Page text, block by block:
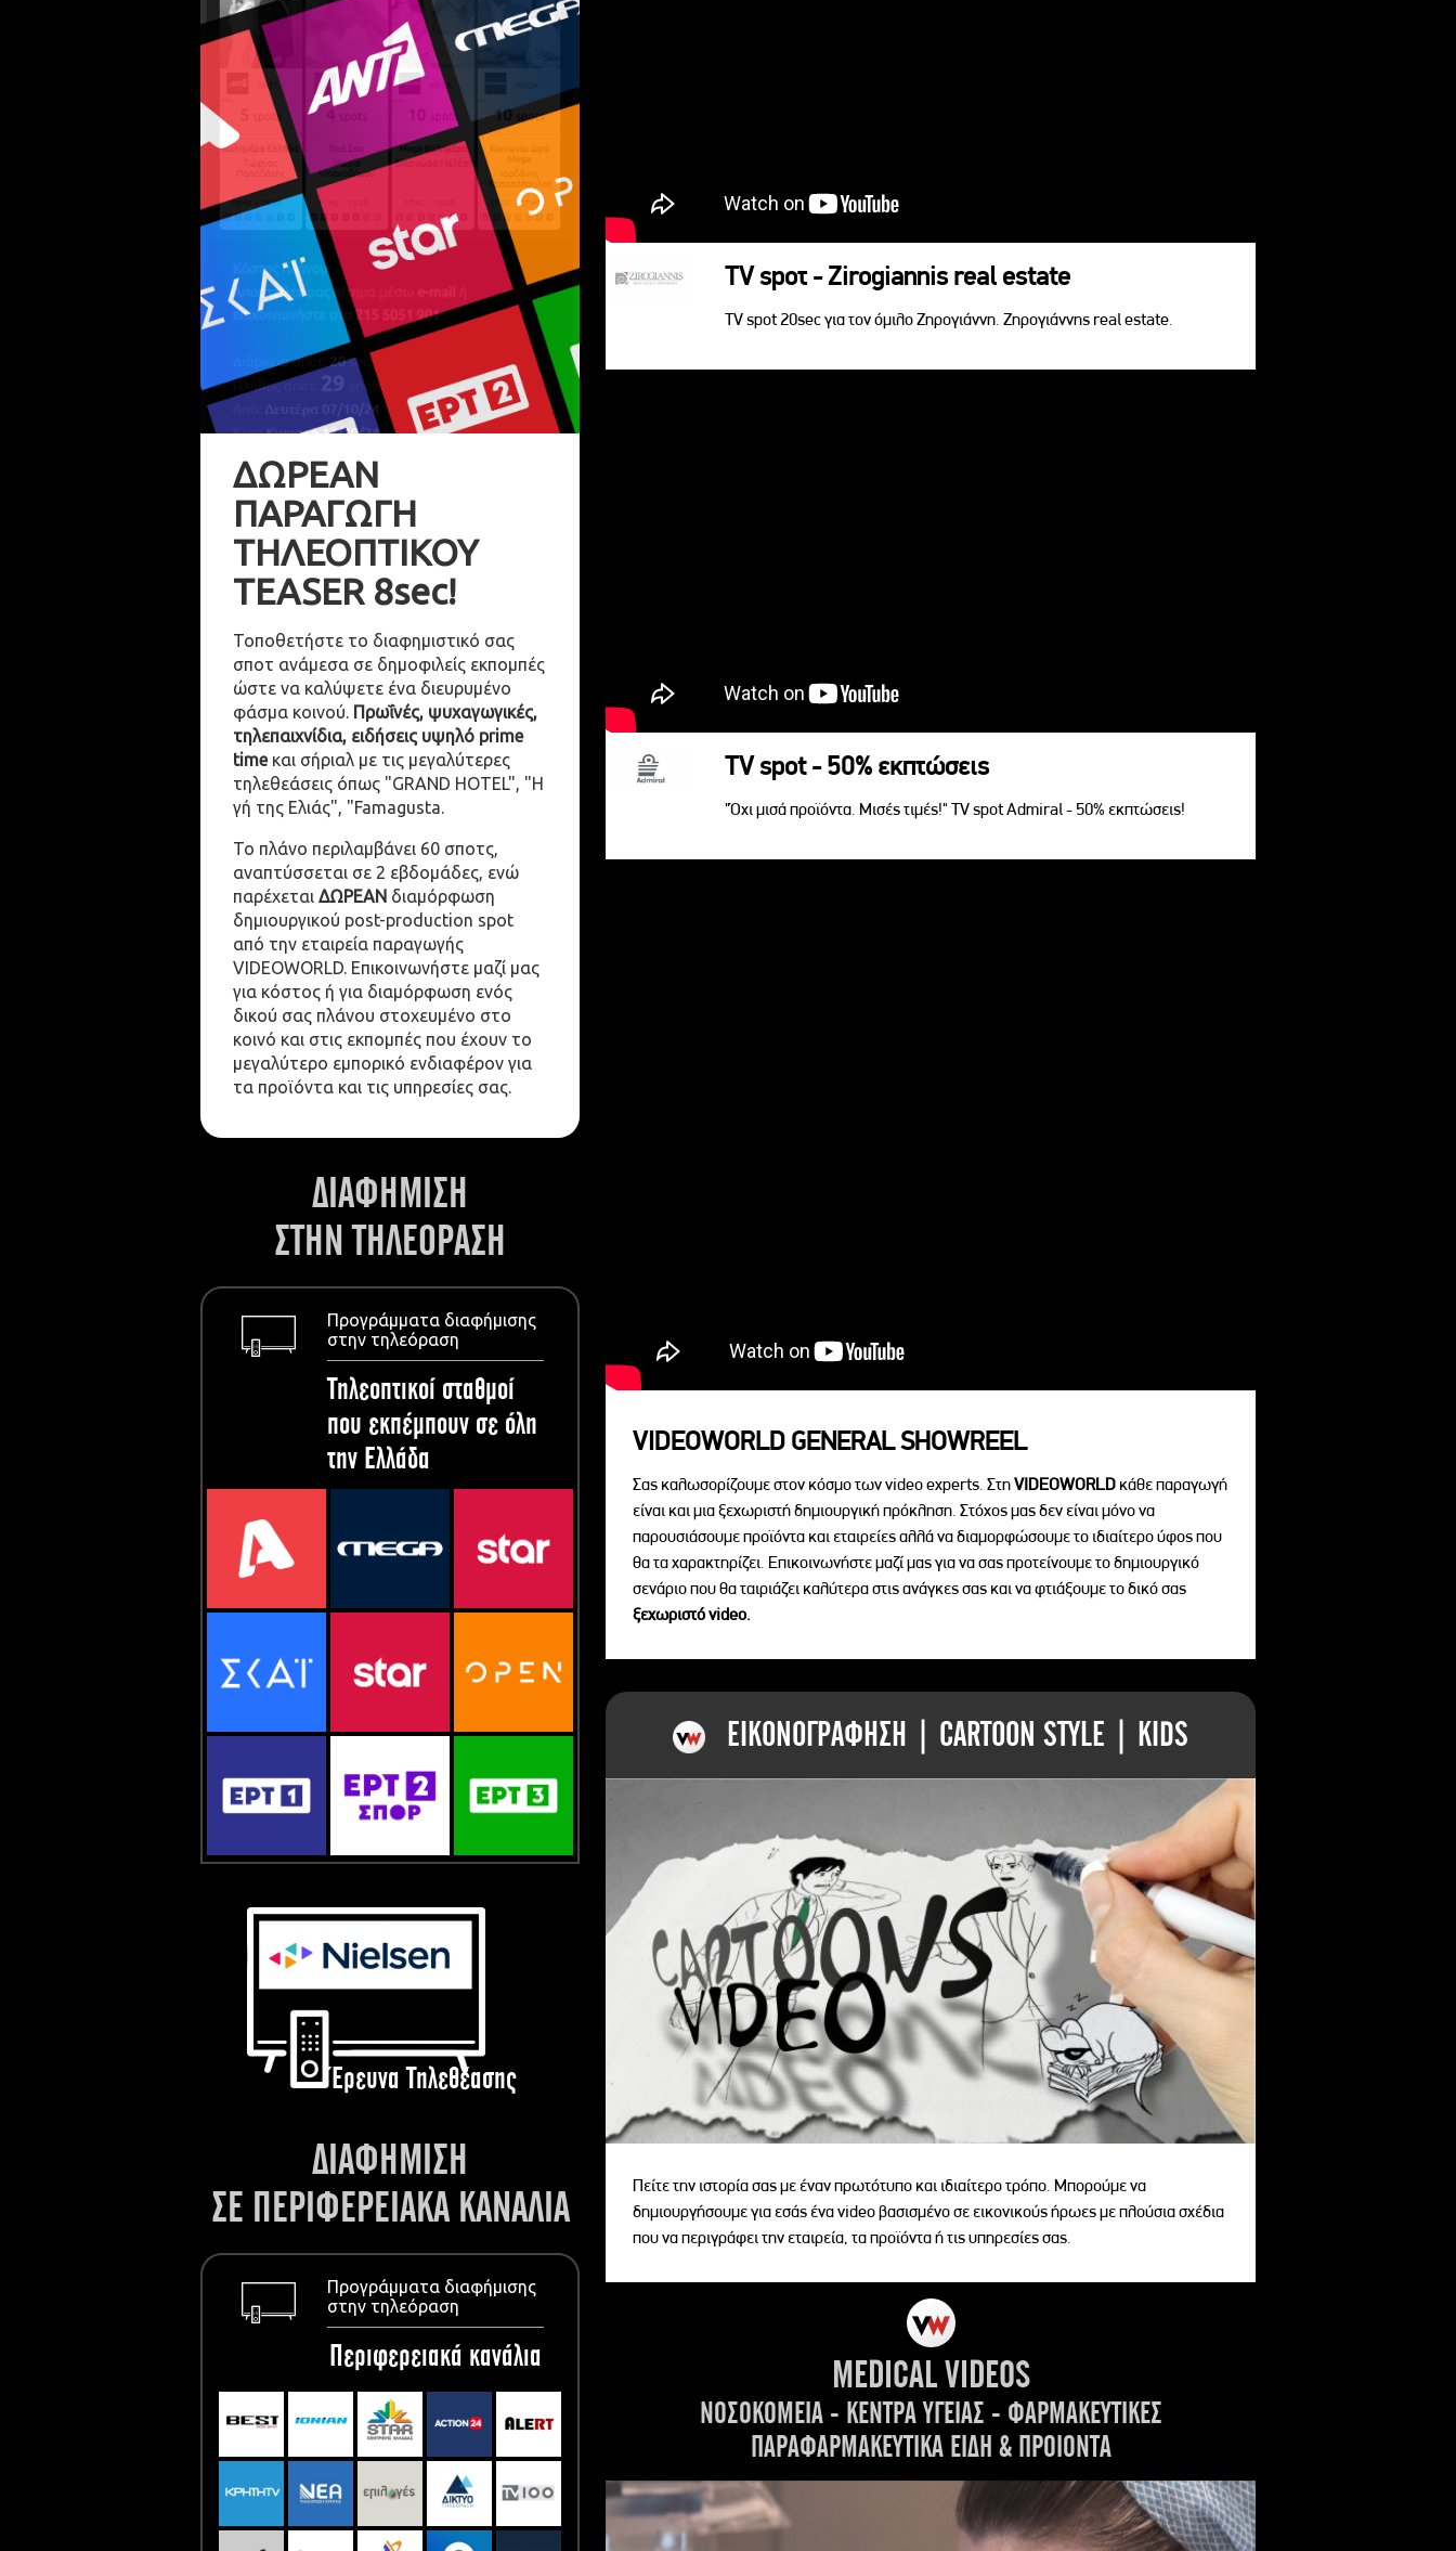
ΔΩΡΕΑΝ
ΠΑΡΑΓΩΓΗ
ΤΗΛΕΟΠΤΙΚΟΥ
TEASER 8sec!
Τοποθετήστε το διαφημιστικό σας
σποτ ανάμεσα σε δημοφιλείς εκπομπές
ώστε να καλύψετε ένα διευρυμένο
φάσμα κοινού. Πρωΐνές, ψυχαγωγικές,
τηλεπαιχνίδια, ειδήσεις υψηλό prime
timeκαι σήριαλ με τις μεγαλύτερες
τηλεθεάσεις όπως "GRAND HOTEL", "Η
γή της Ελιάς", "Famagusta.
Το πλάνο περιλαμβάνει 60 σποτς,
αναπτύσσεται σε 2 εβδομάδες, ενώ
παρέχεται ΔΩΡΕΑΝ διαμόρφωση
δημιουργικού post-production spot
από την εταιρεία παραγωγής
VIDEOWORLD. Επικοινωνήστε μαζί μας
για κόστος ή για διαμόρφωση ενός
δικού σας πλάνου στοχευμένο στο
κοινό και στις εκπομπές που έχουν το
μεγαλύτερο εμπορικό ενδιαφέρον για
τα προϊόντα και τις υπηρεσίες σας.
ΔΙΑΦΗΜΙΣΗ
ΣΤΗΝ ΤΗΛΕΟΡΑΣΗ
Προγράμματα διαφήμισης
στην τηλεόραση
Τηλεοπτικοί σταθμοί
που εκπέμπουν σε όλη
την Ελλάδα
Έρευνα Τηλεθέασης
ΔΙΑΦΗΜΙΣΗ
ΣΕ ΠΕΡΙΦΕΡΕΙΑΚΑ ΚΑΝΑΛΙΑ
Προγράμματα διαφήμισης
στην τηλεόραση
Περιφερειακά κανάλια
TV spoτ - Zirogiannis real estate
TV spot 20sec για τον όμιλο Ζηρογιάννη. Ζηρογιάννης real estate.
TV spot - 50% εκπτώσεις
"Όχι μισά προϊόντα. Μισές τιμές!" TV spot Admiral - 50% εκπτώσεις!
VIDEOWORLD GENERAL SHOWREEL
Σας καλωσορίζουμε στον κόσμο των video experts. ΣτηVIDEOWORLD κάθε παραγωγή
είναι και μια ξεχωριστή δημιουργική πρόκληση. Στόχος μας δεν είναι μόνο να
παρουσιάσουμε προϊόντα και εταιρείες αλλά να διαμορφώσουμε το ιδιαίτερο ύφος που
θα τα χαρακτηρίζει. Επικοινωνήστε μαζί μας για να σας προτείνουμε το δημιουργικό
σενάριο που θα ταιριάζει καλύτερα στις ανάγκες σας και να φτιάξουμε το δικό σας
ξεχωριστό videο.
ΕΙΚΟΝΟΓΡΑΦΗΣΗ | CARTOON STYLE | KIDS
Πείτε την ιστορία σας με έναν πρωτότυπο και ιδιαίτερο τρόπο. Μπορούμε να
δημιουργήσουμε για εσάς ένα video βασισμένο σε εικονικούς ήρωες με πλούσια σχέδια
που να περιγράφει την εταιρεία, τα προϊόντα ή τις υπηρεσίες σας.
MEDICAL VIDEOS
ΝΟΣΟΚΟΜΕΙΑ - ΚΕΝΤΡΑ ΥΓΕΙΑΣ - ΦΑΡΜΑΚΕΥΤΙΚΕΣ
ΠΑΡΑΦΑΡΜΑΚΕΥΤΙΚΑ ΕΙΔΗ & ΠΡΟΙΟΝΤΑ